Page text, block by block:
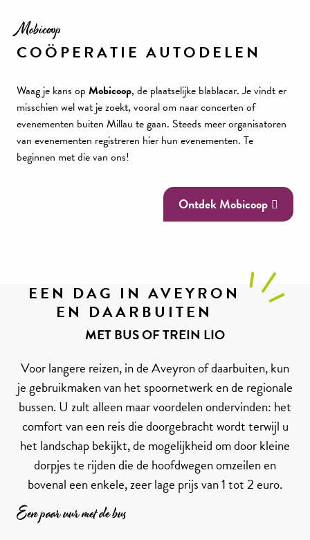
Mobicoop
COÖPERATIE AUTODELEN
Waag je kans op Mobicoop, de plaatselijke blablacar. Je vindt er
misschien wel wat je zoekt, vooral om naar concerten of
evenementen buiten Millau te gaan. Steeds meer organisatoren
van evenementen registreren hier hun evenementen. Te
beginnen met die van ons!
Ontdek Mobicoop
EEN DAG IN AVEYRON
EN DAARBUITEN
MET BUS OF TREIN LIO
Voor langere reizen, in de Aveyron of daarbuiten, kun
je gebruikmaken van het spoornetwerk en de regionale
bussen. U zult alleen maar voordelen ondervinden: het
comfort van een reis die doorgebracht wordt terwijl u
het landschap bekijkt, de mogelijkheid om door kleine
dorpjes te rijden die de hoofdwegen omzeilen en
bovenal een enkele, zeer lage prijs van 1 tot 2 euro.
Een paar uur met de bus